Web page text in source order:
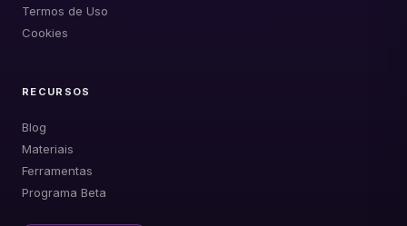
Termos de Uso
Cookies
RECURSOS
Blog
Materiais
Ferramentas
Programa Beta